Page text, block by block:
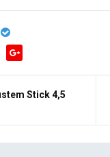
Stick 4,5